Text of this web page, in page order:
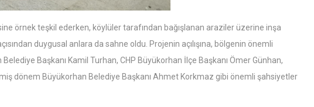
örnek teşkil ederken, köylüler tarafından bağışlanan araziler üzerine inşa
duygusal anlara da sahne oldu. Projenin açılışına, bölgenin önemli
Başkanı Kamil Turhan, CHP Büyükorhan İlçe Başkanı Ömer Günhan,
dönem Büyükorhan Belediye Başkanı Ahmet Korkmaz gibi önemli şahsiyetler